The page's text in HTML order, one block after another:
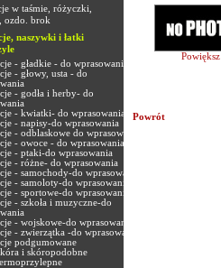
w taśmie, różyczki,
ozdo. brok
naszywki i łatki
- gładkie - do wprasowania
- głowy, usta - do
- godła i herby- do
- kwiatki- do wprasowania
- napisy-do wprasowania
- odblaskowe do wprasowania
- owoce - do wprasowania
- ptaki-do wprasowania
- różne- do wprasowania
- samochody-do wprasowania
- samoloty-do wprasowania
- sportowe-do wprasowania
- szkoła i muzyczne-do
- wojskowe-do wprasowania
- zwierzątka -do wprasowania
podgumowane
i skóropodobne
Powiększ
Powrót